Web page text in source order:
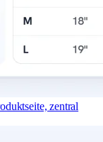
zentral